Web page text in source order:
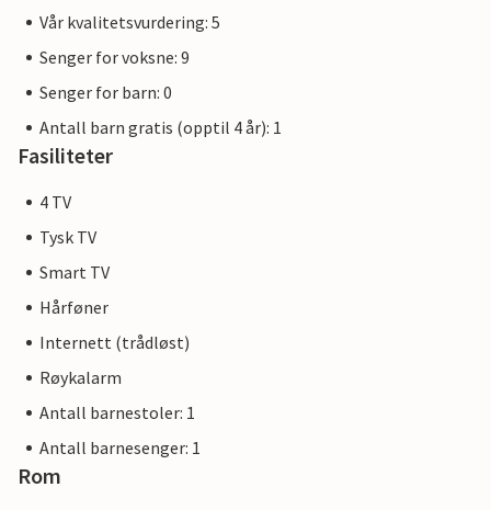
Vår kvalitetsvurdering: 5
Senger for voksne: 9
Senger for barn: 0
Antall barn gratis (opptil 4 år): 1
Fasiliteter
4 TV
Tysk TV
Smart TV
Hårføner
Internett (trådløst)
Røykalarm
Antall barnestoler: 1
Antall barnesenger: 1
Rom